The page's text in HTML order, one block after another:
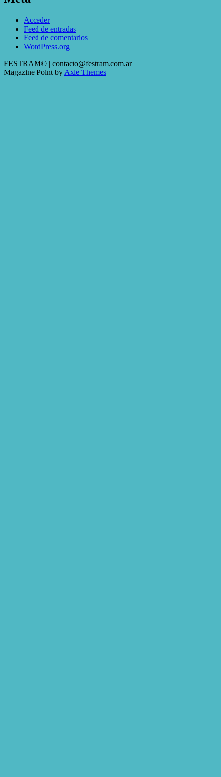
Acceder
Feed de entradas
Feed de comentarios
WordPress.org
FESTRAM© | contacto@festram.com.ar
Magazine Point by Axle Themes